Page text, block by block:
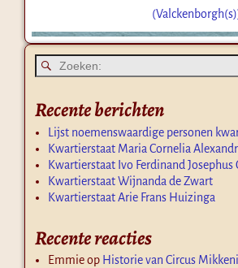
Recente berichten
Lijst noemenswaardige personen
Kwartierstaat Maria Cornelia
Kwartierstaat Ivo Ferdinand Josephus
Kwartierstaat Wijnanda de Zwart
Kwartierstaat Arie Frans Huizinga
Recente reacties
Emmieop Historie van Circus